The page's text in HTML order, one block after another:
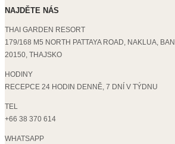
NAJDĚTE NÁS
THAI GARDEN RESORT
179/168 M5 NORTH PATTAYA ROAD, NAKLUA,
20150, THAJSKO
HODINY
RECEPCE 24 HODIN DENNĚ, 7 DNÍ V TÝDNU
TEL
+66 38 370 614
WHATSAPP